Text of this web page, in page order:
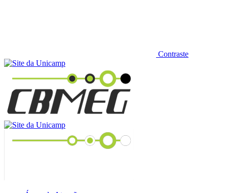
Contraste